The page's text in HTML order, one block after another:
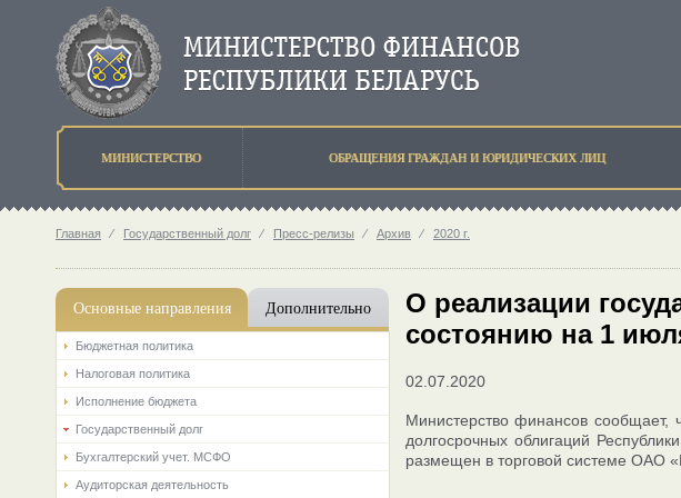
МИНИСТЕРСТВО ОБРАЩЕНИЯ ГРАЖДАН И ЮРИДИЧЕСКИХ ЛИЦ
Главная ⁄ Государственный долг ⁄ Пресс-релизы ⁄ Архив ⁄ 2020 г.
Основные направления Дополнительно
Бюджетная политика
Налоговая политика
Исполнение бюджета
Государственный долг
Бухгалтерский учет. МСФО
Аудиторская деятельность
О реализации
состоянию на 1
02.07.2020
Министерство финансов
долгосрочных облигаций
размещен в торговой системе ОАО